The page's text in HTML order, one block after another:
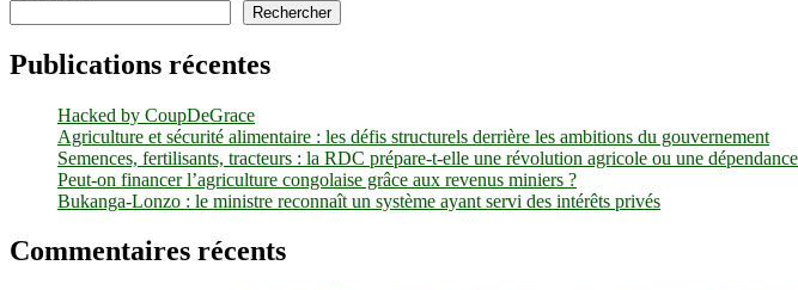
et
chimpanzés
inspirent
futurs
médicaments
:
ce
que
forêt
tropicale
Rechercher
Publications récentes
Hacked by CoupDeGrace
Agriculture et sécurité alimentaire : les défis structurels derrière les ambitions du gouvernement
Semences, fertilisants, tracteurs : la RDC prépare-t-elle une révolution agricole ou une
Peut-on financer l’agriculture congolaise grâce aux revenus miniers ?
Bukanga-Lonzo : le ministre reconnaît un système ayant servi des intérêts privés
Commentaires récents